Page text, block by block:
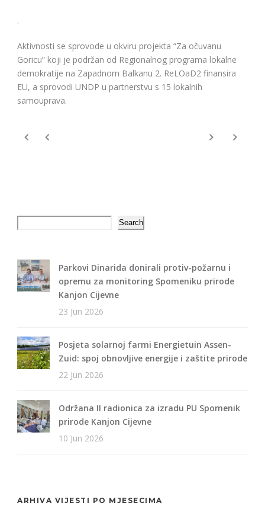
.
Aktivnosti se sprovode u okviru projekta “Za očuvanu
Goricu” koji je podržan od Regionalnog programa lokalne
demokratije na Zapadnom Balkanu 2. ReLOaD2 finansira
EU, a sprovodi UNDP u partnerstvu s 15 lokalnih
samouprava.
Search
Parkovi Dinarida donirali protiv-požarnu i
opremu za monitoring Spomeniku prirode
Kanjon Cijevne
23 Jun 2026
Posjeta solarnoj farmi Energietuin Assen-
Zuid: spoj obnovljive energije i zaštite prirode
22 Jun 2026
Održana II radionica za izradu PU Spomenik
prirode Kanjon Cijevne
10 Jun 2026
ARHIVA VIJESTI PO MJESECIMA